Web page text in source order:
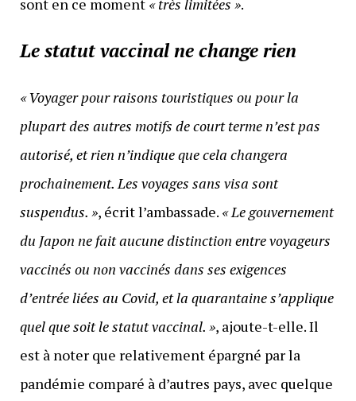
sont en ce moment « très limitées ».
Le statut vaccinal ne change rien
« Voyager pour raisons touristiques ou pour la
plupart des autres motifs de court terme n’est pas
autorisé, et rien n’indique que cela changera
prochainement. Les voyages sans visa sont
suspendus. », écrit l’ambassade. « Le gouvernement
du Japon ne fait aucune distinction entre voyageurs
vaccinés ou non vaccinés dans ses exigences
d’entrée liées au Covid, et la quarantaine s’applique
quel que soit le statut vaccinal. », ajoute-t-elle. Il
est à noter que relativement épargné par la
pandémie comparé à d’autres pays, avec quelque